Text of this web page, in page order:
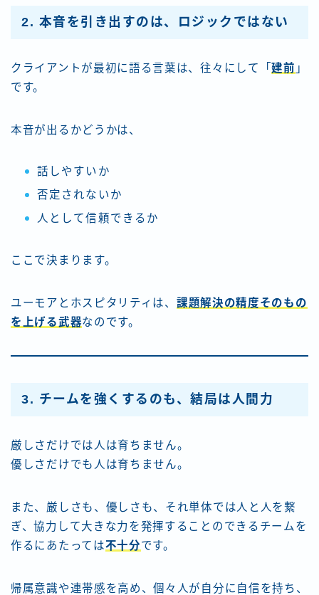
2. 本音を引き出すのは、ロジックではない
クライアントが最初に語る言葉は、往々にして「建前 」
です。
本音が出るかどうかは、
話しやすいか
否定されないか
人として信頼できるか
ここで決まります。
ユーモアとホスピタリティは、 課題解決の精度そのもの
を上げる武器なのです。
3. チームを強くするのも、結局は人間力
厳しさだけでは人は育ちません。
優しさだけでも人は育ちません。
また、厳しさも、優しさも、それ単体では人と人を繋
ぎ、協力して大きな力を発揮することのできるチームを
作るにあたっては不十分です。
帰属意識や連帯感を高め、個々人が自分に自信を持ち、